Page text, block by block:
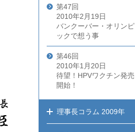
第47回
2010年2月19日
バンクーバー・オリンピ
ックで想う事
第46回
2010年1月20日
待望！HPVワクチン発売
開始！
理事長コラム 2009年